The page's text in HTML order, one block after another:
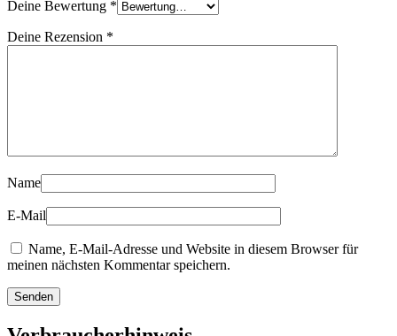
Deine Bewertung *
Deine Rezension *
Name
E-Mail
Name, E-Mail-Adresse und Website in diesem Browser für
meinen nächsten Kommentar speichern.